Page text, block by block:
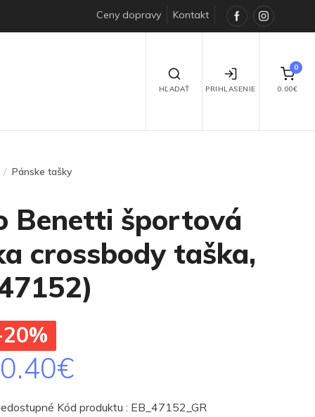
Ceny dopravy Kontakt Facebook
HĽADAŤ PRIHLASENIE
0
0.00€
Pánske tašky
Benetti športová
crossbody taška,
Kód produktu : EB_47152_GR